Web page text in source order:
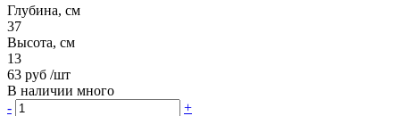
Глубина, см
37
Высота, см
13
63 руб /шт
В наличии много
-
+